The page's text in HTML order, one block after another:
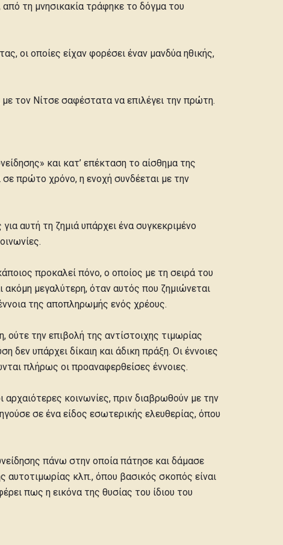
από τη μνησικακία τράφηκε το δόγμα του
οι οποίες είχαν φορέσει έναν μανδύα ηθικής,
τον Νίτσε σαφέστατα να επιλέγει την πρώτη.
και κατ’ επέκταση το αίσθημα της
πρώτο χρόνο, η ενοχή συνδέεται με την
αυτή τη ζημιά υπάρχει ένα συγκεκριμένο
προκαλεί πόνο, ο οποίος με τη σειρά του
μεγαλύτερη, όταν αυτός που ζημιώνεται
της αποπληρωμής ενός χρέους.
ούτε την επιβολή της αντίστοιχης τιμωρίας
υπάρχει δίκαιη και άδικη πράξη. Οι έννοιες
πλήρως οι προαναφερθείσες έννοιες.
κοινωνίες, πριν διαβρωθούν με την
σε ένα είδος εσωτερικής ελευθερίας, όπου
πάνω στην οποία πάτησε και δάμασε
αυτοτιμωρίας κλπ., όπου βασικός σκοπός είναι
πως η εικόνα της θυσίας του ίδιου του